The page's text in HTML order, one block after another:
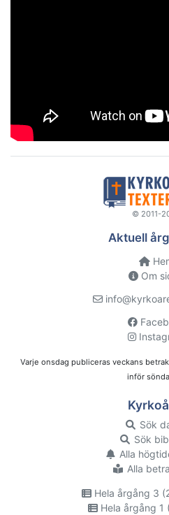
© 2011-
Aktuell
Om
Varje onsdag publiceras veckans
inför
Sök
Sök
Alla
Alla
Hela årgång 3
Hela årgång 1